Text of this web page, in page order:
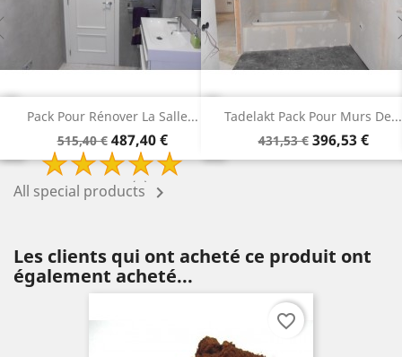
Tadelakt Pack Pour Murs De...
Prix
de
base
431,53 € Prix
396,53 €
Tadelakt Pack Pour Rénover...
Prix
de
340,78 € Prix
315,78 €
All special products 
Les clients qui ont acheté ce produit ont
également acheté...
favorite_border